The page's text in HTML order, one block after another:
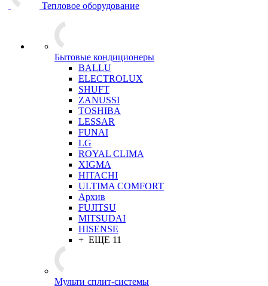
Тепловое оборудование
Бытовые кондиционеры
BALLU
ELECTROLUX
SHUFT
ZANUSSI
TOSHIBA
LESSAR
FUNAI
LG
ROYAL CLIMA
XIGMA
HITACHI
ULTIMA COMFORT
Архив
FUJITSU
MITSUDAI
HISENSE
+ ЕЩЕ 11
Мульти сплит-системы